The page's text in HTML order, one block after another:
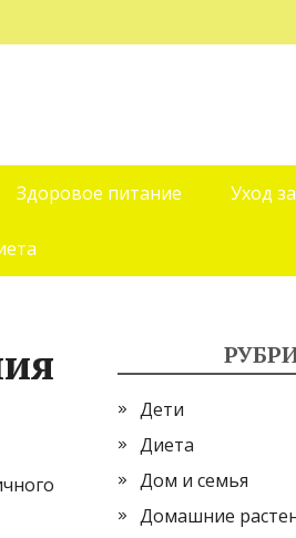
Здоровое питание Уход
Дети
Диета
Дом и семья
Домашние